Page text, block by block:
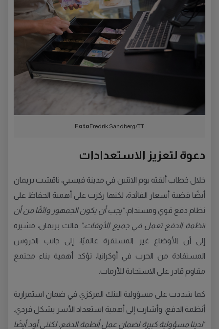
FotoFredrik Sandberg/TT
دعوة لتعزيز الاستعدادات
خلال خطاب ألقته يوم الاثنين في مدينة فيسبي، ناقشت بريمان
أيضًا قضية أسعار الفائدة، لكنها ركزت على أهمية الحفاظ على
نظام دفع قوي ومستدام."يجب أن يكون الجمهور واثقًا من أن
أنظمة الدفع تعمل في جميع الأوقات،" قالت بريمان، مشيرة
إلى أن الأوضاع غير المستقرة عالميًا، إلى جانب الدروس
المستفادة من الحرب في أوكرانيا، تؤكد أهمية بناء مجتمع
مقاوم قادر على الاستجابة للأزمات.
كما شددت على مسؤولية البنك المركزي في ضمان استمرارية
أنظمة الدفع، وأشارت إلى أهمية استعداد الأسر بشكل فردي.
"لدينا مسؤولية كبيرة لضمان عمل أنظمة الدفع، لكنني أود أيضًا